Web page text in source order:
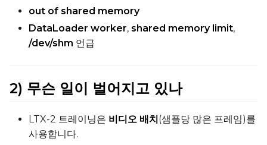
out of shared memory
DataLoader worker, shared memory limit,
/dev/shm 언급
2) 무슨 일이 벌어지고 있나
LTX-2 트레이닝은 비디오 배치 (샘플당 많은 프레임)를
사용합니다.